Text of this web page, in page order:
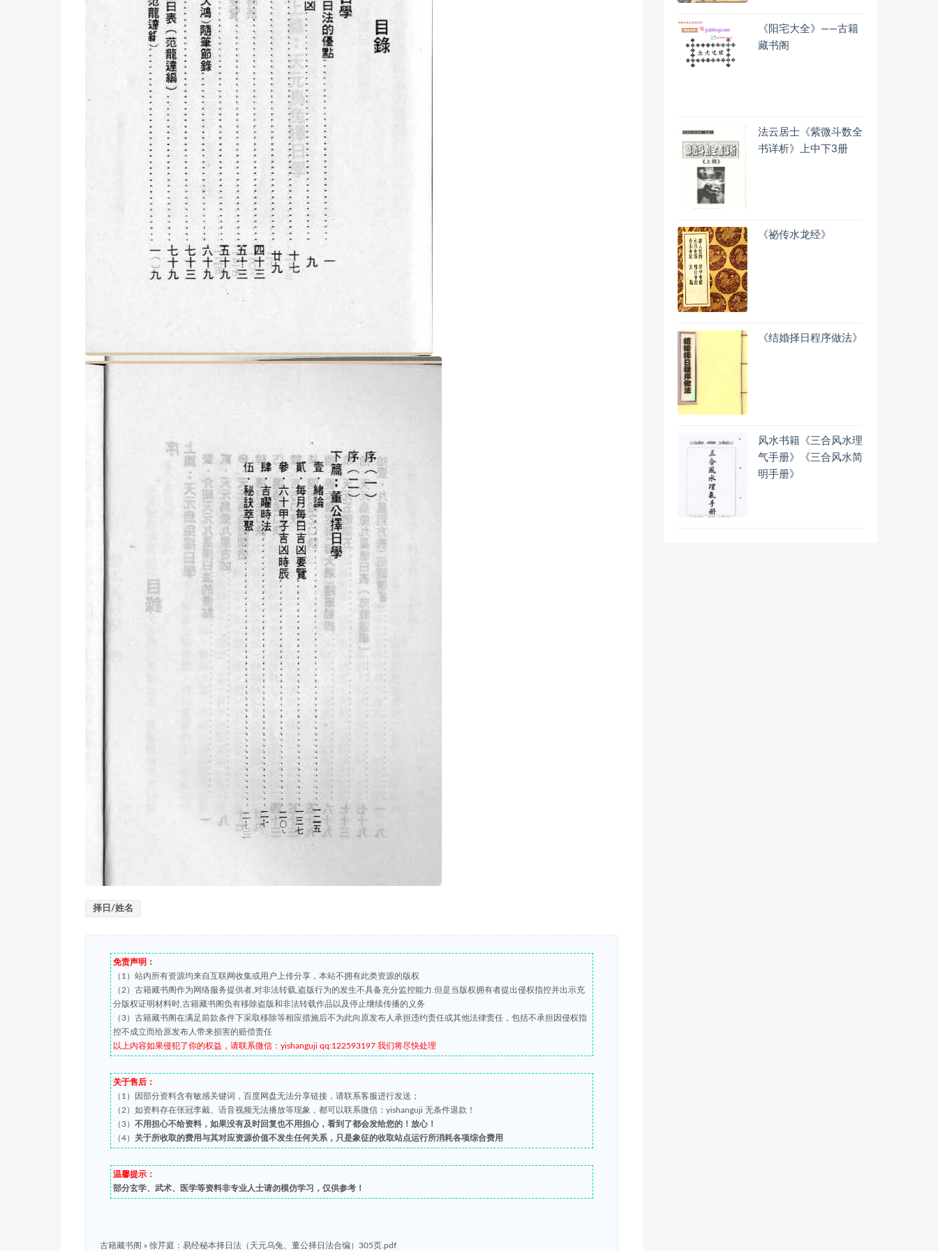
择日/姓名
免责声明：
（1）站内所有资源均来自互联网收集或用户上传分享，本站不拥有此类资源的版权
（2）古籍藏书阁作为网络服务提供者,对非法转载,盗版行为的发生不具备充分监控能力.但是当版权拥有者提出侵权指控并出示充
分版权证明材料时,古籍藏书阁负有移除盗版和非法转载作品以及停止继续传播的义务
（3）古籍藏书阁在满足前款条件下采取移除等相应措施后不为此向原发布人承担违约责任或其他法律责任，包括不承担因侵权指
控不成立而给原发布人带来损害的赔偿责任
以上内容如果侵犯了你的权益，请联系微信：yishanguji qq:122593197 我们将尽快处理
关于售后：
（1）因部分资料含有敏感关键词，百度网盘无法分享链接，请联系客服进行发送；
（2）如资料存在张冠李戴、语音视频无法播放等现象，都可以联系微信：yishanguji 无条件退款！
（3） 不用担心不给资料，如果没有及时回复也不用担心，看到了都会发给您的！放心！
（4） 关于所收取的费用与其对应资源价值不发生任何关系，只是象征的收取站点运行所消耗各项综合费用
温馨提示：
部分玄学、武术、医学等资料非专业人士请勿模仿学习，仅供参考！
古籍藏书阁 » 徐芹庭：易经秘本择日法（天元乌兔、董公择日法合编）305页.pdf
《阳宅大全》——古籍
藏书阁
法云居士《紫微斗数全
书详析》上中下3册
《祕传水龙经》
《结婚择日程序做法》
风水书籍《三合风水理
气手册》《三合风水简
明手册》